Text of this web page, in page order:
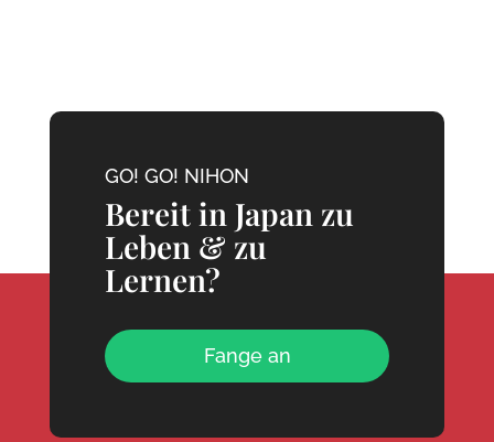
GO! GO! NIHON
Bereit in Japan zu
Leben & zu
Lernen?
Fange an